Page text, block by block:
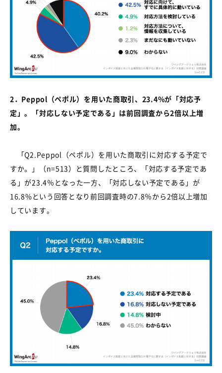
2 ． Peppol （ペポル）を用いた商取引、 23.4%が「対応予
定」。「対応しない予定である」は前回調査から2倍以上増
加。
「Q2.Peppol （ペポル）を用いた商取引に対応する予定で
すか。」（n=513）と質問したところ、「対応する予定であ
る」が23.4％となった一方、「対応しない予定である」が
16.8%という回答となり前回調査時の7.8％から2倍以上増加
しています。